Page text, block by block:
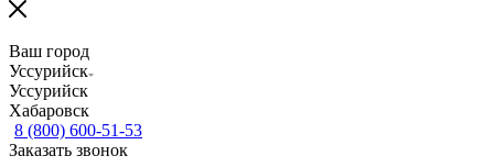
Ваш город
Уссурийск
Уссурийск
Хабаровск
8 (800) 600-51-53
Заказать звонок